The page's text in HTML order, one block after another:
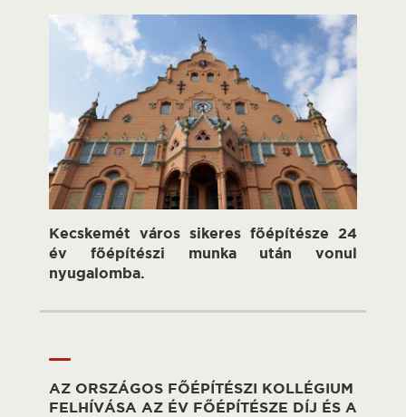
Kecskemét város sikeres főépítésze 24
év főépítészi munka után vonul
nyugalomba.
AZ ORSZÁGOS FŐÉPÍTÉSZI KOLLÉGIUM
FELHÍVÁSA AZ ÉV FŐÉPÍTÉSZE DÍJ ÉS A